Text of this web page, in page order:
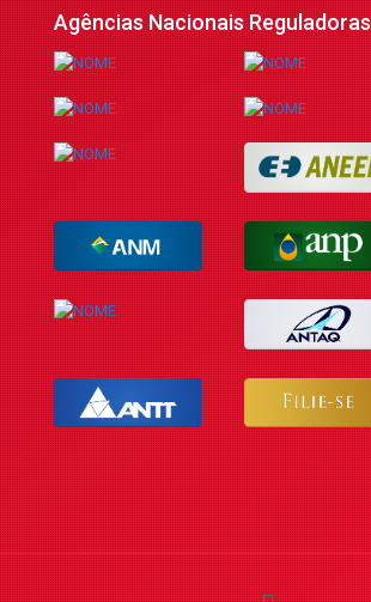
Agências Nacionais Reguladoras